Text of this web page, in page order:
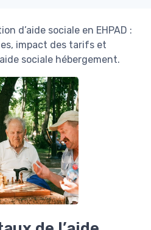
d’aide sociale en EHPAD :
impact des tarifs et
sociale hébergement.